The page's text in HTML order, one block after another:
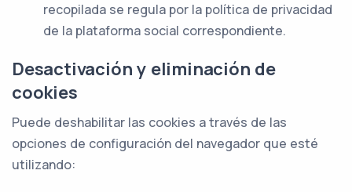
recopilada se regula por la política de privacidad
de la plataforma social correspondiente.
Desactivación y eliminación de
cookies
Puede deshabilitar las cookies a través de las
opciones de configuración del navegador que esté
utilizando: